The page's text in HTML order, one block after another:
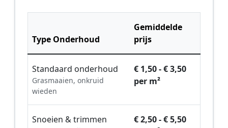
Type Onderhoud
Gemiddelde
prijs
Standaard onderhoud
Grasmaaien, onkruid
wieden
€ 1,50 - € 3,50
per m²
Snoeien & trimmen
€ 2,50 - € 5,50